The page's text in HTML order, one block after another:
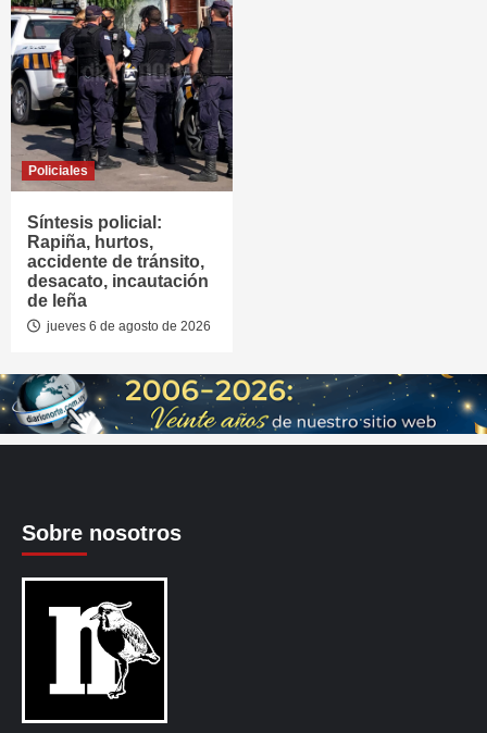
Policiales
Síntesis policial:
Rapiña, hurtos,
accidente de tránsito,
desacato, incautación
de leña
jueves 6 de agosto de 2026
Sobre nosotros